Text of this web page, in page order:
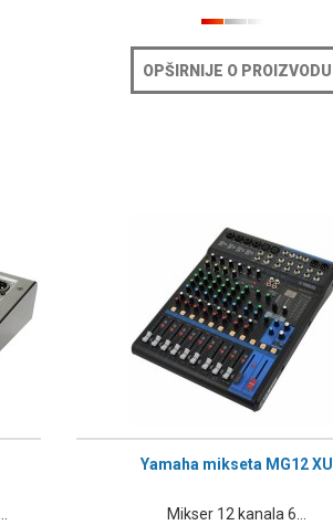
OPŠIRNIJE O PROIZVODU
Yamaha mikseta MG12 XU
Mikser 12 kanala 6...